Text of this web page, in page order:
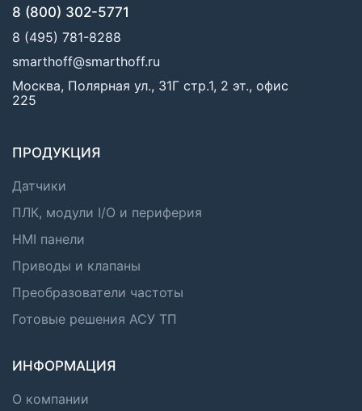
8 (800) 302-5771
8 (495) 781-8288
smarthoff@smarthoff.ru
Москва, Полярная ул., 31Г стр.1, 2 эт., офис
225
ПРОДУКЦИЯ
Датчики
ПЛК, модули I/O и периферия
HMI панели
Приводы и клапаны
Преобразователи частоты
Готовые решения АСУ ТП
ИНФОРМАЦИЯ
О компании